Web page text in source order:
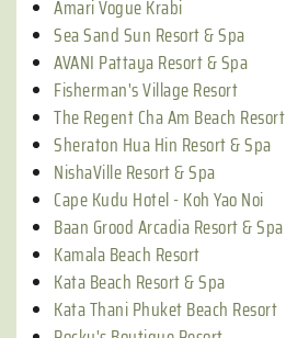
Amari Vogue Krabi
Sea Sand Sun Resort & Spa
AVANI Pattaya Resort & Spa
Fisherman's Village Resort
The Regent Cha Am Beach Resort
Sheraton Hua Hin Resort & Spa
NishaVille Resort & Spa
Cape Kudu Hotel - Koh Yao Noi
Baan Grood Arcadia Resort & Spa
Kamala Beach Resort
Kata Beach Resort & Spa
Kata Thani Phuket Beach Resort